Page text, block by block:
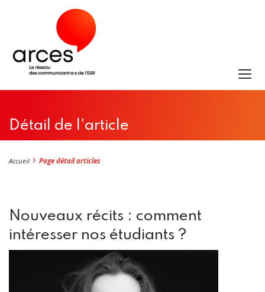
Détail de l'article
Accueil Page détail articles
Nouveaux récits : comment
intéresser nos étudiants ?